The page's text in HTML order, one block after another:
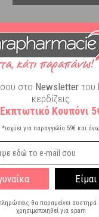
Βοτάνων
Eχινάκειας για την
Αντιμετώπιση των
Ουρολοιμόξεων 50ml
Διαθέσιμο
18,18€
ΣΤΟ ΚΑΛΑΘΙ
ΜΟΥ
στο Newsletter του
κερδίζεις
Εκπτωτικό Κουπόνι
*ισχύει για παραγγελία 59€ και άνω
θα παραμείνει αυστηρά
χρησιμοποιηθεί για spam